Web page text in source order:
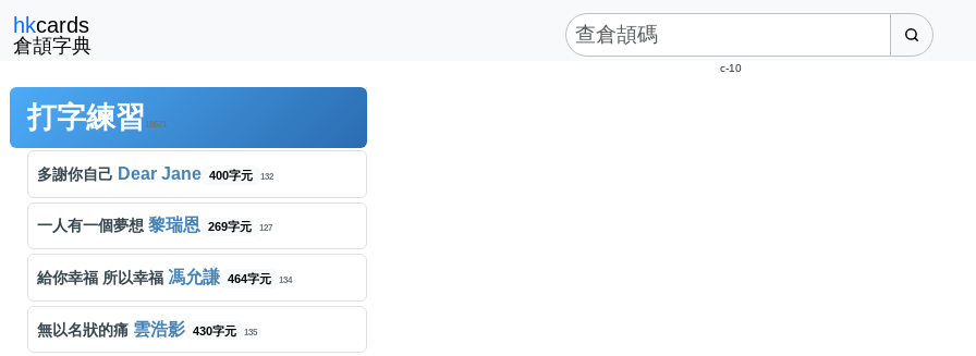
hkcards
倉頡字典
打字練習18671
冷雨夜Beyond
男兒當自強林子祥
多謝你自己 Dear Jane 400字元 132
一人有一個夢想 黎瑞恩 269字元 127
給你幸福 所以幸福 馮允謙 464字元 134
無以名狀的痛 雲浩影 430字元 135
c-10